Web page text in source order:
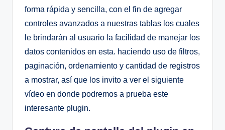
forma rápida y sencilla, con el fin de agregar
controles avanzados a nuestras tablas los cuales
le brindarán al usuario la facilidad de manejar los
datos contenidos en esta. haciendo uso de filtros,
paginación, ordenamiento y cantidad de registros
a mostrar, así que los invito a ver el siguiente
vídeo en donde podremos a prueba este
interesante plugin.